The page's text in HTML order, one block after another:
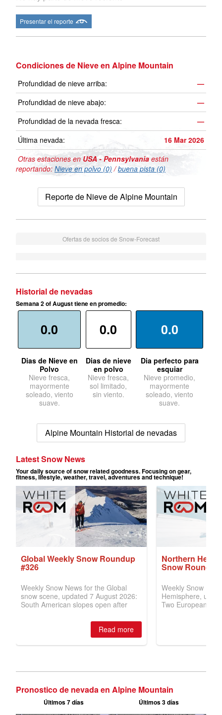
Presentar el reporte
Condiciones de Nieve en Alpine Mountain
Profundidad de nieve arriba:
—
Profundidad de nieve abajo:
—
Profundidad de la nevada fresca:
—
Última nevada:
16 Mar 2026
Otras estaciones enUSA - Pennsylvania están
reportando: Nieve en polvo (0) /buena pista (0)
Reporte de Nieve de Alpine Mountain
Ofertas de socios de Snow-Forecast
Historial de nevadas
Semana 2 of August tiene en promedio:
0.0
Dias de Nieve en
Polvo
Nieve fresca,
mayormente
soleado, viento
suave.
0.0
Dias de nieve
en polvo
Nieve fresca,
sol limitado,
sin viento.
0.0
Dia perfecto para
esquiar
Nieve promedio,
mayormente
soleado, viento
suave.
Alpine Mountain Historial de nevadas
Pronostico de nevada en Alpine Mountain
Últimos 7 días Últimos 3 días